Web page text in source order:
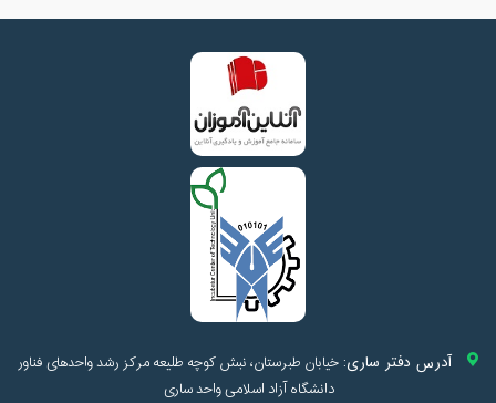
آدرس دفتر ساری:خیابان طبرستان، نبش کوچه طلیعه مرکز رشد واحدهای فناور
دانشگاه آزاد اسلامی واحد ساری